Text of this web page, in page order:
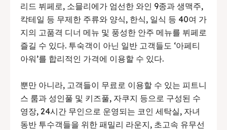
리드 뷔페로, 소믈리에가 엄선한 와인 9종과 생맥주,
칵테일 등 무제한 주류와 양식, 한식, 일식 등 40여 가
지의 고품격 디너 메뉴 및 풍성한 안주 메뉴를 뷔페로
즐길 수 있다. 투숙객이 아닌 일반 고객들도 ‘아페티
아워’를 합리적인 가격에 이용할 수 있다.
뿐만 아니라, 고객들이 무료로 이용할 수 있는 피트니
스 룸과 성인풀 및 키즈풀, 자쿠지 등으로 구성된 수
영장, 24시간 무인으로 운영되는 코인 세탁실, 자녀
동반 투수객들을 위한 패밀리 라운지, 초고속 유무선